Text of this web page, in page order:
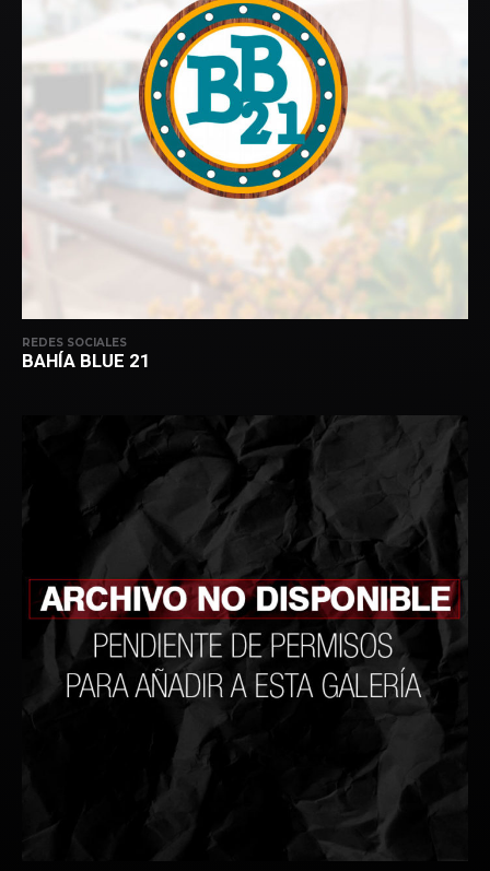
REDES SOCIALES
BAHÍA BLUE 21